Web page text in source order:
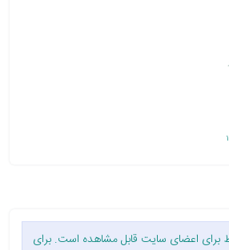
برای اعضای سایت قابل مشاهده است. برای